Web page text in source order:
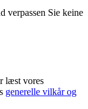
verpassen Sie keine
læst vores
generelle vilkår og